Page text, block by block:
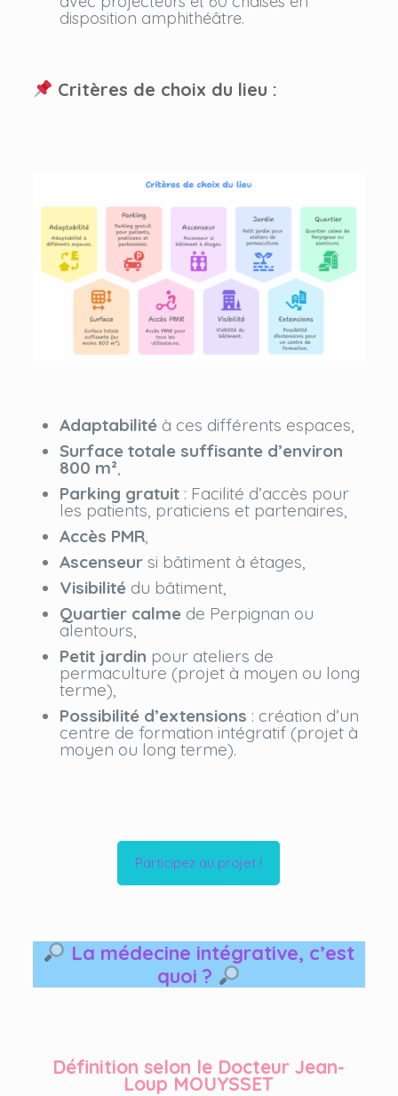
disposition amphithéâtre.
Critères de choix du lieu :
Adaptabilitéà ces différents espaces,
Surface totale suffisante d’environ
800 m²
Parking gratuit: Facilité d’accès pour
les patients, praticiens et partenaires,
Accès PMR,
Ascenseursi bâtiment à étages,
Visibilitédu bâtiment,
Quartier calmede Perpignan ou
alentours,
Petit jardin pour ateliers de
permaculture (projet à moyen ou long
terme),
Possibilité d’extensions : création d’un
centre de formation intégratif (projet à
moyen ou long terme).
Participez au projet !
La médecine intégrative, c’est
quoi ?
Définition selon le Docteur Jean-
Loup MOUYSSET